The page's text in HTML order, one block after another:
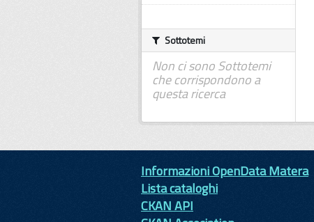
Sottotemi
Non ci sono Sottotemi
che corrispondono a
questa ricerca
Informazioni OpenData Matera
Lista cataloghi
CKAN API